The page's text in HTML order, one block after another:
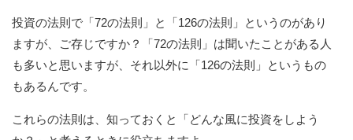
投資の法則で「72の法則」と「126の法則」というのがあり
ますが、ご存じですか？「72の法則」は聞いたことがある人
も多いと思いますが、それ以外に「126の法則」というもの
もあるんです。
これらの法則は、知っておくと「どんな風に投資をしよう